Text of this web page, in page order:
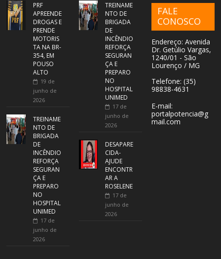
PRF
APREENDE
DROGAS E
PRENDE
MOTORIS
TA NA BR-
354, EM
POUSO
ALTO
19 de
junho de
2026
TREINAME
NTO DE
BRIGADA
DE
INCÊNDIO
REFORÇA
SEGURAN
ÇA E
PREPARO
NO
HOSPITAL
UNIMED
17 de
junho de
2026
TREINAME
NTO DE
BRIGADA
DE
INCÊNDIO
REFORÇA
SEGURAN
ÇA E
PREPARO
NO
HOSPITAL
UNIMED
17 de
junho de
2026
DESAPARE
CIDA-
AJUDE
ENCONTR
AR A
ROSELENE
17 de
junho de
2026
FALE
CONOSCO
Endereço: Avenida
Dr. Getúlio Vargas,
1240/01 - São
Lourenço / MG
Telefone: (35)
98838-4631
E-mail:
portalpotencia@g
mail.com